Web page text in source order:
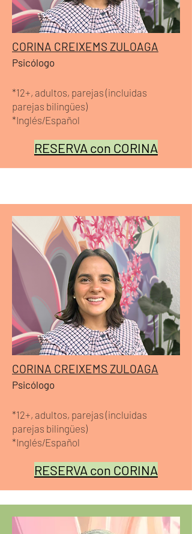
CORINA CREIXEMS ZULOAGA
Psicólogo
*12+, adultos, parejas (incluidas
parejas bilingües)
*Inglés/Español
RESERVA con CORINA
CORINA CREIXEMS ZULOAGA
Psicólogo
*12+, adultos, parejas (incluidas
parejas bilingües)
*Inglés/Español
RESERVA con CORINA